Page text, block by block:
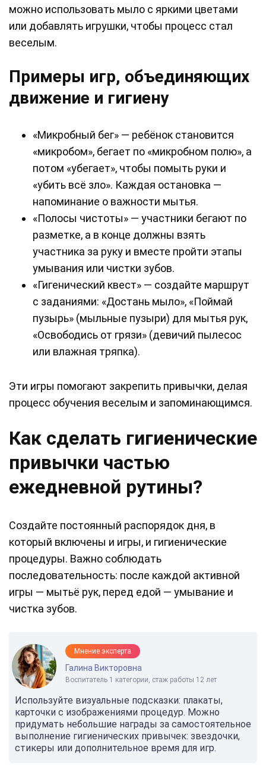
можно использовать мыло с яркими цветами
или добавлять игрушки, чтобы процесс стал
веселым.
Примеры игр, объединяющих
движение и гигиену
«Микробный бег» — ребёнок становится
«микробом», бегает по «микробном полю», а
потом «убегает», чтобы помыть руки и
«убить всё зло». Каждая остановка —
напоминание о важности мытья.
«Полосы чистоты» — участники бегают по
разметке, а в конце должны взять
участника за руку и вместе пройти этапы
умывания или чистки зубов.
«Гигенический квест» — создайте маршрут
с заданиями: «Достань мыло», «Поймай
пузырь» (мыльные пузыри) для мытья рук,
«Освободись от грязи» (девичий пылесос
или влажная тряпка).
Эти игры помогают закрепить привычки, делая
процесс обучения веселым и запоминающимся.
Как сделать гигиенические
привычки частью
ежедневной рутины?
Создайте постоянный распорядок дня, в
который включены и игры, и гигиенические
процедуры. Важно соблюдать
последовательность: после каждой активной
игры — мытьё рук, перед едой — умывание и
чистка зубов.
Мнение эксперта
Галина Викторовна
Воспитатель 1 категории, стаж работы 12 лет
Используйте визуальные подсказки: плакаты,
карточки с изображениями процедур. Можно
придумать небольшие награды за самостоятельное
выполнение гигиенических привычек: звездочки,
стикеры или дополнительное время для игр.